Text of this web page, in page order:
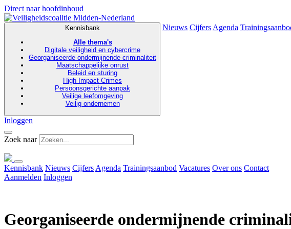
Direct naar hoofdinhoud
Kennisbank
Alle thema's
Digitale veiligheid en cybercrime
Georganiseerde ondermijnende criminaliteit
Maatschappelijke onrust
Beleid en sturing
High Impact Crimes
Persoonsgerichte aanpak
Veilige leefomgeving
Veilig ondernemen
Nieuws Cijfers Agenda
Inloggen
Zoek naar
Kennisbank Nieuws Cijfers Agenda Trainingsaanbod Vacatures Over ons Contact
Aanmelden Inloggen
Georganiseerde ondermijnende